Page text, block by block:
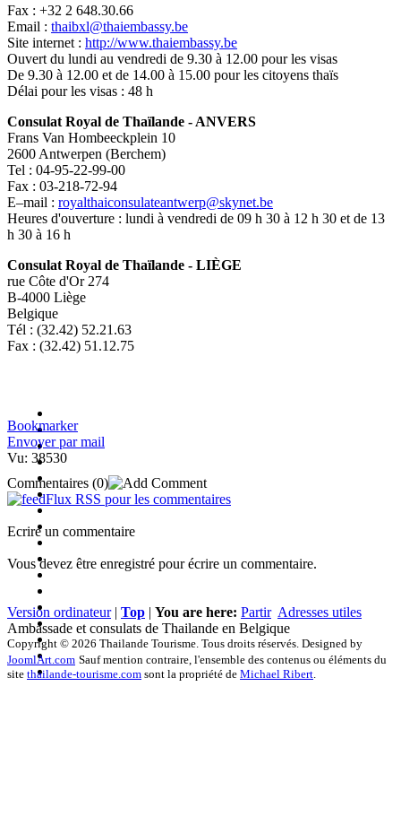
Fax : +32 2 648.30.66
Email : thaibxl@thaiembassy.be
Site internet : http://www.thaiembassy.be
Ouvert du lundi au vendredi de 9.30 à 12.00 pour les visas
De 9.30 à 12.00 et de 14.00 à 15.00 pour les citoyens thaïs
Délai pour les visas : 48 h
Consulat Royal de Thaïlande - ANVERS
Frans Van Hombeeckplein 10
2600 Antwerpen (Berchem)
Tel : 04-95-22-99-00
Fax : 03-218-72-94
E–mail : royalthaiconsulateantwerp@skynet.be
Heures d'ouverture : lundi à vendredi de 09 h 30 à 12 h 30 et de 13
h 30 à 16 h
Consulat Royal de Thaïlande - LIÈGE
rue Côte d'Or 274
B-4000 Liège
Belgique
Tél : (32.42) 52.21.63
Fax : (32.42) 51.12.75
Bookmarker
Envoyer par mail
Vu: 38530
Commentaires (0)
Flux RSS pour les commentaires
Ecrire un commentaire
Vous devez être enregistré pour écrire un commentaire.
Version ordinateur| Top | You are here: Partir Adresses utiles
Ambassade et consulats de Thailande en Belgique
Copyright © 2026 Thailande Tourisme. Tous droits réservés. Designed by
JoomlArt.com Sauf mention contraire, l'ensemble des contenus ou éléments du
site thailande-tourisme.com sont la propriété de Michael Ribert.